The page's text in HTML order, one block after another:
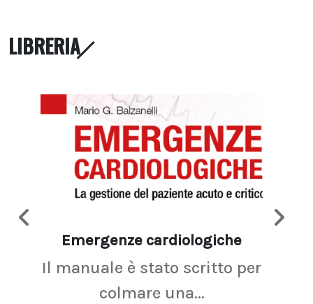
LIBRERIA
Emergenze cardiologiche
Il manuale è stato scritto per
colmare una...